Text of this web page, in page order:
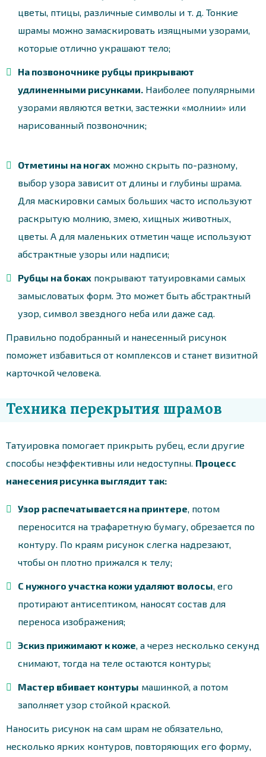
цветы, птицы, различные символы и т. д. Тонкие
шрамы можно замаскировать изящными узорами,
которые отлично украшают тело;
На позвоночнике рубцы прикрывают
удлиненными рисунками. Наиболее популярными
узорами являются ветки, застежки «молнии» или
нарисованный позвоночник;
Отметины на ногах можно скрыть по-разному,
выбор узора зависит от длины и глубины шрама.
Для маскировки самых больших часто используют
раскрытую молнию, змею, хищных животных,
цветы. А для маленьких отметин чаще используют
абстрактные узоры или надписи;
Рубцы на боках покрывают татуировками самых
замысловатых форм. Это может быть абстрактный
узор, символ звездного неба или даже сад.
Правильно подобранный и нанесенный рисунок
поможет избавиться от комплексов и станет визитной
карточкой человека.
Техника перекрытия шрамов
Татуировка помогает прикрыть рубец, если другие
способы неэффективны или недоступны. Процесс
нанесения рисунка выглядит так:
Узор распечатывается на принтере , потом
переносится на трафаретную бумагу, обрезается по
контуру. По краям рисунок слегка надрезают,
чтобы он плотно прижался к телу;
С нужного участка кожи удаляют волосы , его
протирают антисептиком, наносят состав для
переноса изображения;
Эскиз прижимают к коже , а через несколько секунд
снимают, тогда на теле остаются контуры;
Мастер вбивает контуры машинкой, а потом
заполняет узор стойкой краской.
Наносить рисунок на сам шрам не обязательно,
несколько ярких контуров, повторяющих его форму,